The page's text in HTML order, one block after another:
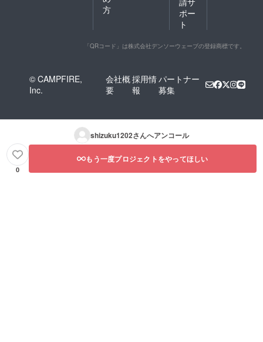
方
ポー
ト
「QRコード」は株式会社デンソーウェーブの登録商標です。
© CAMPFIRE,
Inc.
会社概
要
採用情
報
パートナー
募集
shizuku1202さんへアンコール
0
もう一度プロジェクトをやってほしい